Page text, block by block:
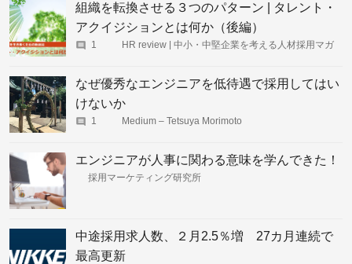
組織を転換させる３つのパターン | タレント・
アクイジションとは何か（後編）
1
HR review | 中小・中堅企業を考える人材採用マガ
なぜ優秀なエンジニアを低待遇で採用してはい
けないか
1 Medium – Tetsuya Morimoto
エンジニアが人事に関わる意味を学んできた！
採用マーケティング研究所
中途採用求人数、２月2.5％増 27カ月連続で
最高更新